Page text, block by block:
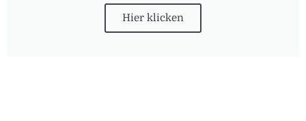
Hier klicken